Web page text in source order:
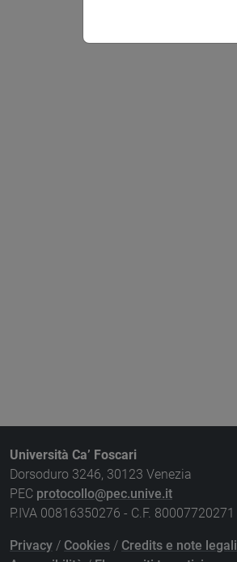
Università Ca’ Foscari
Dorsoduro 3246, 30123 Venezia
PEC protocollo@pec.unive.it
P.IVA 00816350276 - C.F. 80007720271
Privacy / Cookies / Credits e note legali